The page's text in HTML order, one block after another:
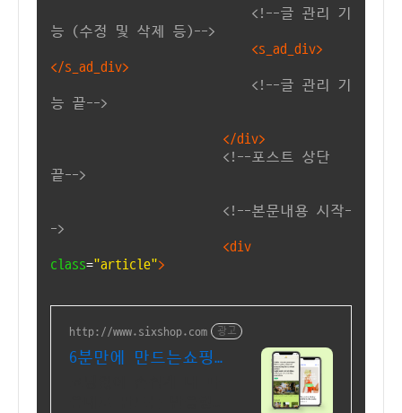
<!--글 관리 기
능 (수정 및 삭제 등)-->
<s_ad_div>
</s_ad_div>
<!--글 관리 기
능 끝-->
</div>
<!--포스트 상단
끝-->
<!--본문내용 시작-
->
<div
class="article">
http://www.sixshop.com 광고
6분만에 만드는쇼핑